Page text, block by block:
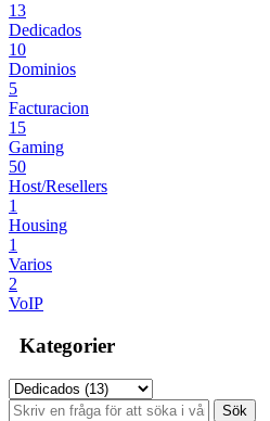
13
Dedicados
10
Dominios
5
Facturacion
15
Gaming
50
Host/Resellers
1
Housing
1
Varios
2
VoIP
Kategorier